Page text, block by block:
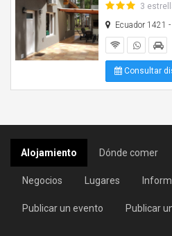
3
Ecuador 1421
Consultar
Alojamiento Dónde comer
Negocios Lugares
Publicar un evento Publicar